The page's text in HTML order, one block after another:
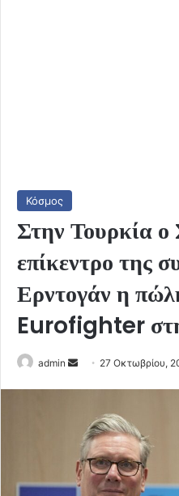
Κόσμος
Στην Τουρκία
επίκεντρο της
Ερντογάν η
Eurofighter
admin
Send 27 Οκτωβρίου,